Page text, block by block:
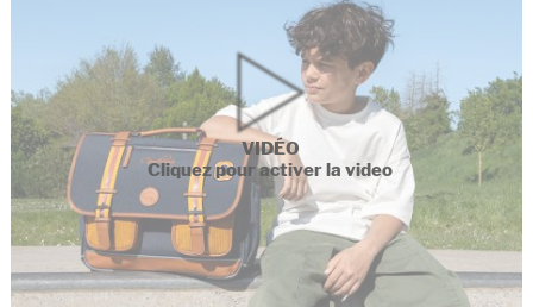
VIDÉO
Cliquez pour activer la video